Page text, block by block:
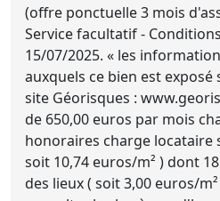
(offre ponctuelle 3 mois
Service facultatif -
15/07/2025. « les
auxquels ce bien est
site Géorisques :
de 650,00 euros par mois
honoraires charge locataire
soit 10,74 euros/m² ) dont
des lieux ( soit 3,00 euros/